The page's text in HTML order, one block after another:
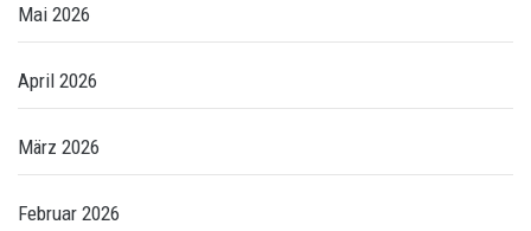
Mai 2026
April 2026
März 2026
Februar 2026